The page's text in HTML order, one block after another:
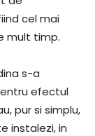
cel mai
mult timp.
s-a
efectul
pur si simplu,
instalezi, in